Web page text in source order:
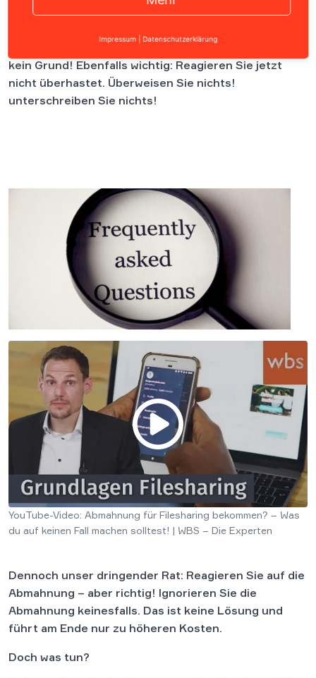
erstes ganz wichtig: Keine Panik! Denn dazu besteht
kein Grund! Ebenfalls wichtig: Reagieren Sie jetzt
nicht überhastet. Überweisen Sie nichts!
unterschreiben Sie nichts!
YouTube-Video: Abmahnung für Filesharing bekommen? – Was
du auf keinen Fall machen solltest! | WBS – Die Experten
Dennoch unser dringender Rat: Reagieren Sie auf die
Abmahnung – aber richtig! Ignorieren Sie die
Abmahnung keinesfalls. Das ist keine Lösung und
führt am Ende nur zu höheren Kosten.
Doch was tun?
Impressum Datenschutzerklärung